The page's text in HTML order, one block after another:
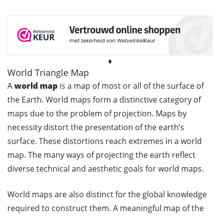
♦
World Triangle Map
Aworld map is a map of most or all of the surface of
the Earth. World maps form a distinctive category of
maps due to the problem of projection. Maps by
necessity distort the presentation of the earth’s
surface. These distortions reach extremes in a world
map. The many ways of projecting the earth reflect
diverse technical and aesthetic goals for world maps.
World maps are also distinct for the global knowledge
required to construct them. A meaningful map of the